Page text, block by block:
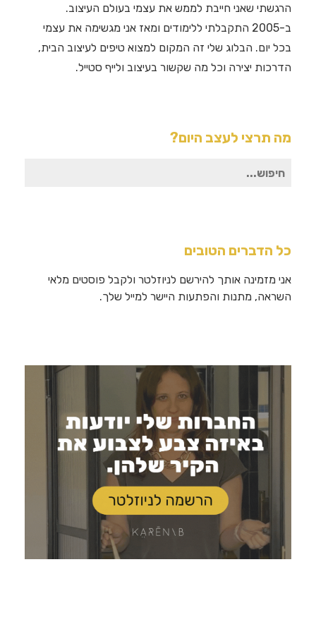
הרגשתי שאני חייבת לממש את עצמי בעולם העיצוב.
ב-2005 התקבלתי ללימודים ומאז אני מגשימה את עצמי
בכל יום. הבלוג שלי זה המקום למצוא טיפים לעיצוב הבית,
הדרכות יצירה וכל מה שקשור בעיצוב ולייף סטייל.
מה תרצי לעצב היום?
חיפוש
כל הדברים הטובים
אני מזמינה אותך להירשם לניוזלטר ולקבל פוסטים מלאי
השראה, מתנות והפתעות היישר למייל שלך.